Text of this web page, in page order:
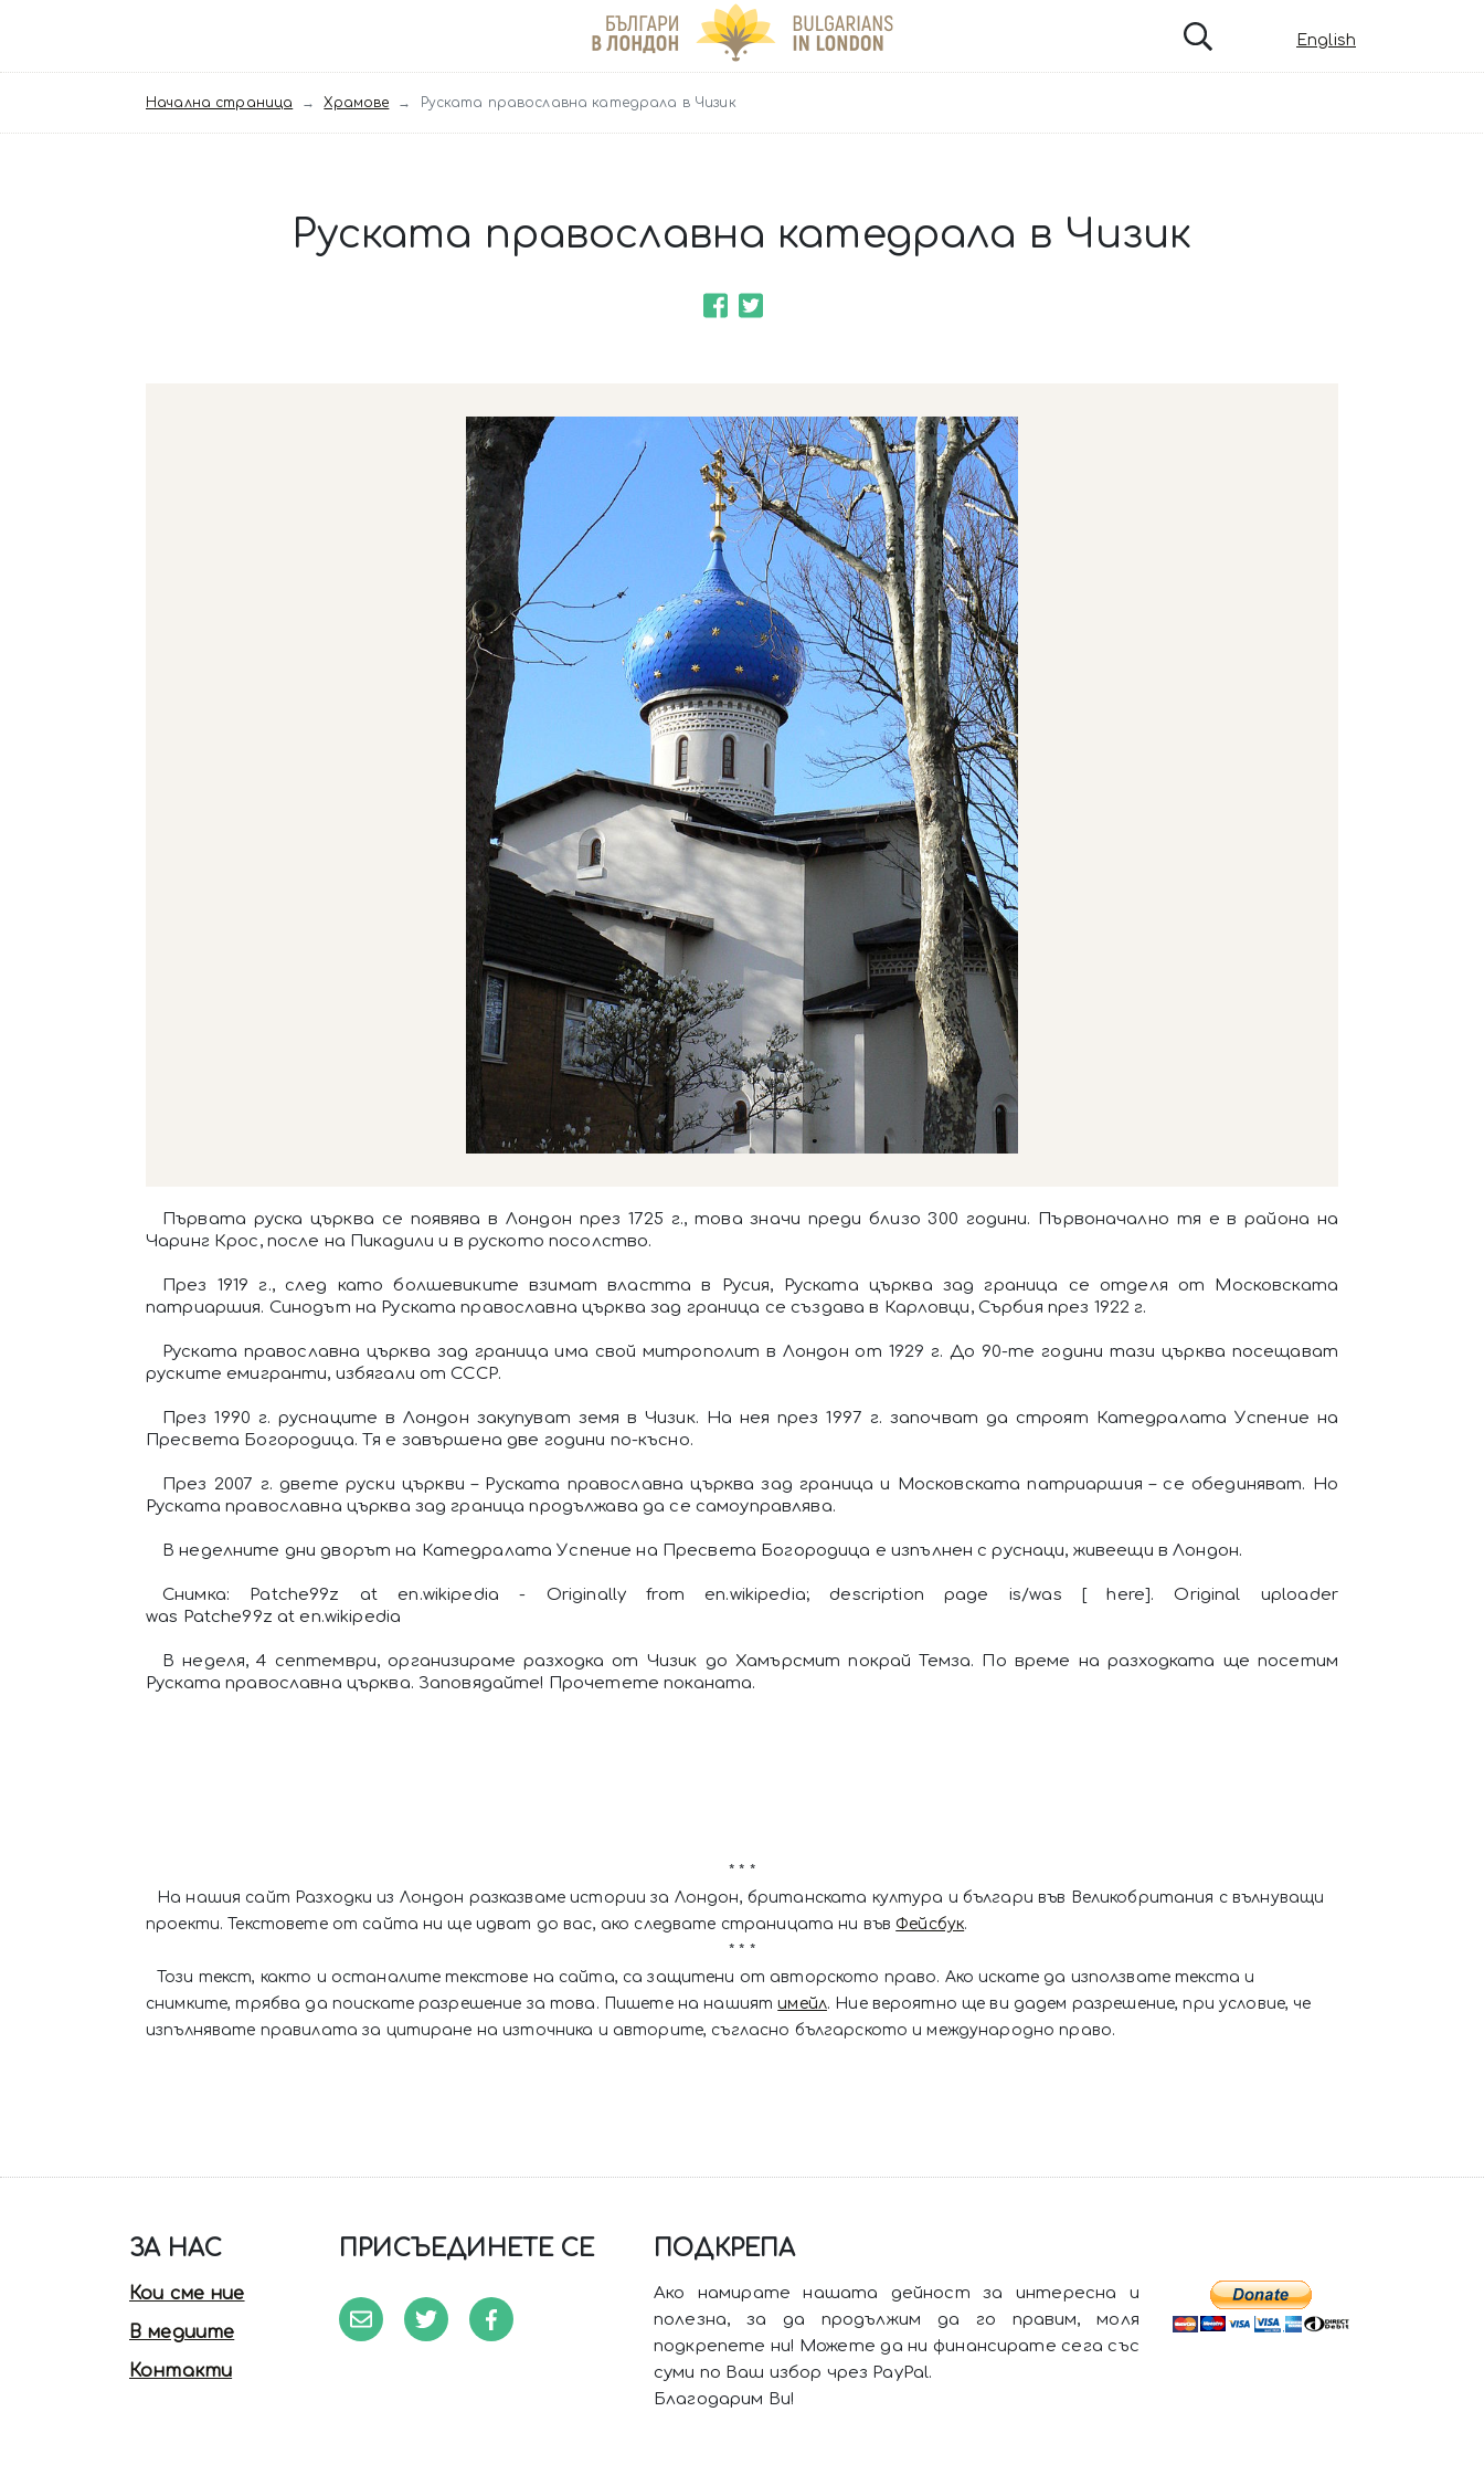
English
Начална страница Храмове Руската православна катедрала в Чизик
Руската православна катедрала в Чизик
Първата руска църква се появява в Лондон през 1725 г., това значи преди близо 300 години. Първоначално тя е в района на
Чаринг Крос, после на Пикадили и в руското посолство.
През 1919 г., след като болшевиките взимат властта в Русия, Руската църква зад граница се отделя от Московската
патриаршия. Синодът на Руската православна църква зад граница се създава в Карловци, Сърбия през 1922 г.
Руската православна църква зад граница има свой митрополит в Лондон от 1929 г. До 90-те години тази църква посещават
руските емигранти, избягали от СССР.
През 1990 г. руснаците в Лондон закупуват земя в Чизик. На нея през 1997 г. започват да строят Катедралата Успение на
Пресвета Богородица. Тя е завършена две години по-късно.
През 2007 г. двете руски църкви – Руската православна църква зад граница и Московската патриаршия – се обединяват. Но
Руската православна църква зад граница продължава да се самоуправлява.
В неделните дни дворът на Катедралата Успение на Пресвета Богородица е изпълнен с руснаци, живеещи в Лондон.
Снимка: Patche99z at en.wikipedia - Originally from en.wikipedia; description page is/was [ here]. Original uploader
was Patche99z at en.wikipedia
В неделя, 4 септември, организираме разходка от Чизик до Хамърсмит покрай Темза. По време на разходката ще посетим
Руската православна църква. Заповядайте! Прочетете поканата.
* * *
На нашия сайт Разходки из Лондон разказваме истории за Лондон, британската култура и българи във Великобритания с вълнуващи
проекти. Текстовете от сайта ни ще идват до вас, ако следвате страницата ни във Фейсбук.
* * *
Този текст, както и останалите текстове на сайта, са защитени от авторското право. Ако искате да използвате текста и
снимките, трябва да поискате разрешение за това. Пишете на нашиятимейл. Ние вероятно ще ви дадем разрешение, при условие, че
изпълнявате правилата за цитиране на източника и авторите, съгласно българското и международно право.
ЗА НАС
Кои сме ние
В медиите
Контакти
ПРИСЪЕДИНЕТЕ СЕ ПОДКРЕПА
Ако намирате нашата дейност за интересна и
полезна, за да продължим да го правим, моля
подкрепете ни! Можете да ни финансирате сега със
суми по Ваш избор чрез PayPal.
Благодарим Ви!